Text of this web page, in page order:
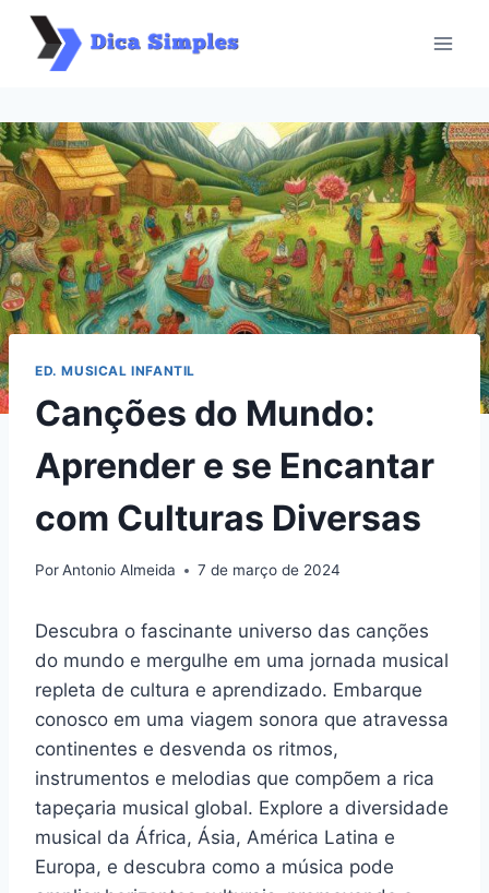
Pular
ED. MUSICAL INFANTIL
Canções do Mundo:
Aprender e se Encantar
com Culturas Diversas
PorAntonio Almeida 7 de março de 2024
Descubra o fascinante universo das canções
do mundo e mergulhe em uma jornada musical
repleta de cultura e aprendizado. Embarque
conosco em uma viagem sonora que atravessa
continentes e desvenda os ritmos,
instrumentos e melodias que compõem a rica
tapeçaria musical global. Explore a diversidade
musical da África, Ásia, América Latina e
Europa, e descubra como a música pode